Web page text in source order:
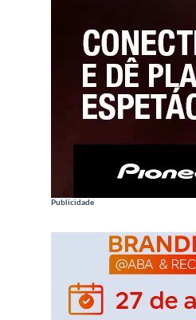
Publicidade